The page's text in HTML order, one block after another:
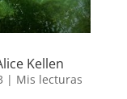
Kellen
| Mis lecturas